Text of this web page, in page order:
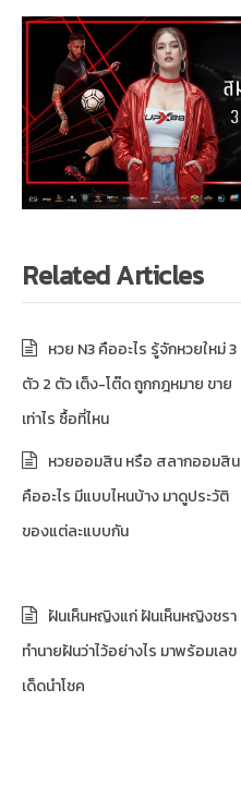
Related Articles
หวย N3 คืออะไร รู้จักหวยใหม่ 3
ตัว 2 ตัว เต็ง-โต๊ด ถูกกฎหมาย ขาย
เท่าไร ซื้อที่ไหน
หวยออมสิน หรือ สลากออมสิน
คืออะไร มีแบบไหนบ้าง มาดูประวัติ
ของแต่ละแบบกัน
ฝันเห็นหญิงแก่ ฝันเห็นหญิงชรา
ทำนายฝันว่าไว้อย่างไร มาพร้อมเลข
เด็ดนำโชค